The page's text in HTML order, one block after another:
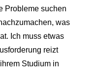
Probleme suchen
was
Ich muss etwas
reizt
Studium in